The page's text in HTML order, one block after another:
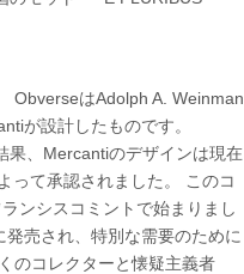
ObverseはAdolph A. Weinman
が設計したものです。
果、Mercantiのデザインは現在
って承認されました。 このコ
ンシスコミントで始まりまし
売され、特別な需要のために
のコレクターと懐疑主義者